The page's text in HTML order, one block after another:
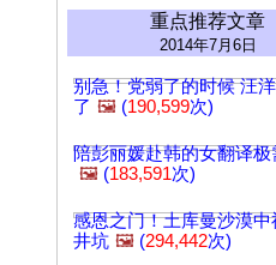
重点推荐文章
2014年7月6日
别急！党弱了的时候 汪
了 🖼️ (190,599次)
陪彭丽媛赴韩的女翻译极
🖼️ (183,591次)
感恩之门！土库曼沙漠中
井坑 🖼️ (294,442次)